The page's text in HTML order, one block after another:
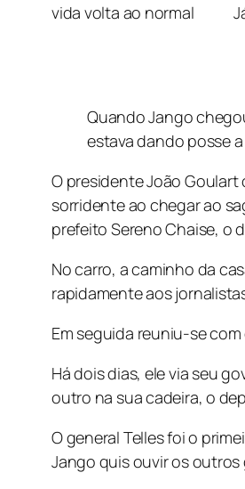
vida volta ao normal
Quando Jango
estava dando posse
O presidente João
sorridente ao chegar ao
prefeito Sereno Chaise, o
No carro, a caminho da
rapidamente aos
Em seguida reuniu-se
Há dois dias, ele via seu
outro na sua cadeira, o
O general Telles foi o
Jango quis ouvir os outros